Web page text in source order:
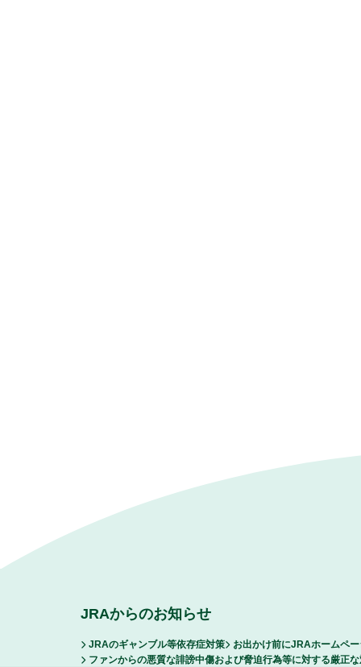
JRAからのお知らせ
JRAのギャンブル等依存症対策
お出かけ前にJRAホームペ
ファンからの悪質な誹謗中傷および脅迫行為等に対する厳正